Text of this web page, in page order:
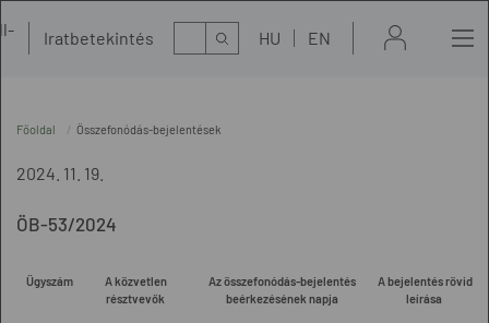
Iratbetekintés Kereső HU EN
Főoldal Összefonódás-bejelentések
2024. 11. 19.
ÖB-53/2024
Ügyszám
A közvetlen
résztvevők
Az összefonódás-bejelentés
beérkezésének napja
A bejelentés rövid
leírása